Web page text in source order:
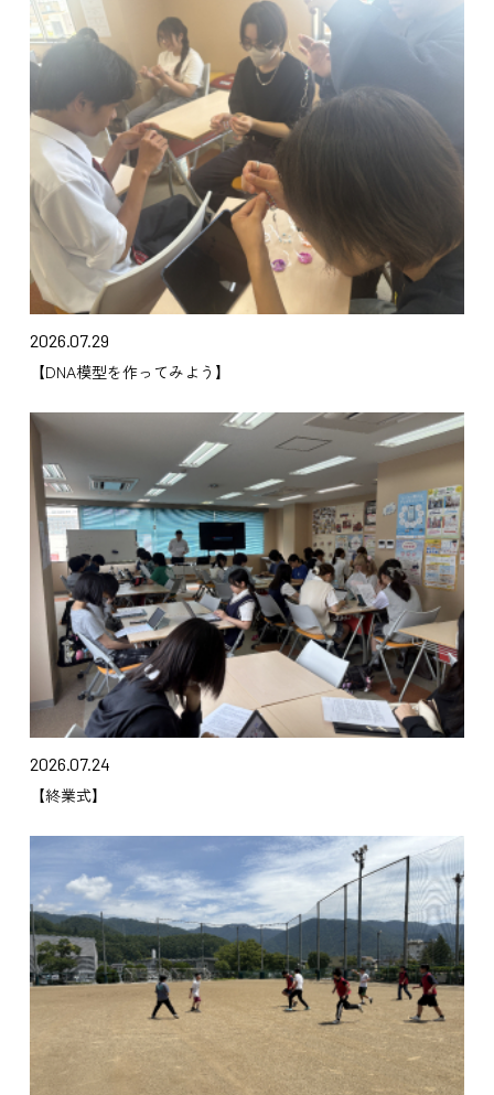
2026.07.29
【DNA模型を作ってみよう】
2026.07.24
【終業式】